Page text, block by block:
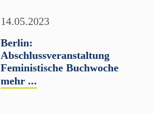
14.05.2023
Berlin:
Abschlussveranstaltung
Feministische Buchwoche
mehr ...